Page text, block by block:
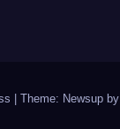
Theme: Newsup by